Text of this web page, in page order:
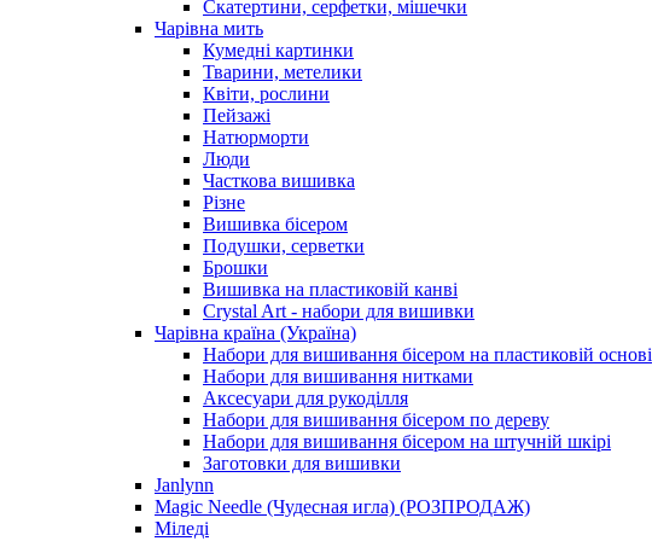
Скатертини, серфетки, мішечки
Чарiвна мить
Кумедні картинки
Тварини, метелики
Квіти, рослини
Пейзажі
Натюрморти
Люди
Часткова вишивка
Різне
Вишивка бісером
Подушки, серветки
Брошки
Вишивка на пластиковій канві
Crystal Art - набори для вишивки
Чарівна країна (Україна)
Набори для вишивання бісером на пластиковій основі
Набори для вишивання нитками
Аксесуари для рукоділля
Набори для вишивання бісером по дереву
Набори для вишивання бісером на штучній шкірі
Заготовки для вишивки
Janlynn
Magic Needle (Чудесная игла) (РОЗПРОДАЖ)
Міледі